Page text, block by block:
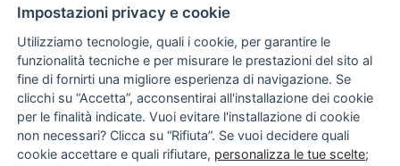
Impostazioni privacy e cookie
Utilizziamo tecnologie, quali i cookie, per garantire le
funzionalità tecniche e per misurare le prestazioni del sito al
fine di fornirti una migliore esperienza di navigazione. Se
clicchi su “Accetta”, acconsentirai all'installazione dei cookie
per le finalità indicate. Vuoi evitare l'installazione di cookie
non necessari? Clicca su “Rifiuta”. Se vuoi decidere quali
cookie accettare e quali rifiutare, personalizza le tue scelte;